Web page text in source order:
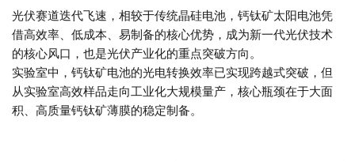
光伏赛道迭代飞速，相较于传统晶硅电池，钙钛矿太阳电池凭
借高效率、低成本、易制备的核心优势，成为新一代光伏技术
的核心风口，也是光伏产业化的重点突破方向。
实验室中，钙钛矿电池的光电转换效率已实现跨越式突破，但
从实验室高效样品走向工业化大规模量产，核心瓶颈在于大面
积、高质量钙钛矿薄膜的稳定制备。